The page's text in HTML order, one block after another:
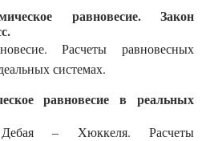
равновесие. Закон
Расчеты равновесных
системах.
равновесие в реальных
Дебая – Хюккеля. Расчеты